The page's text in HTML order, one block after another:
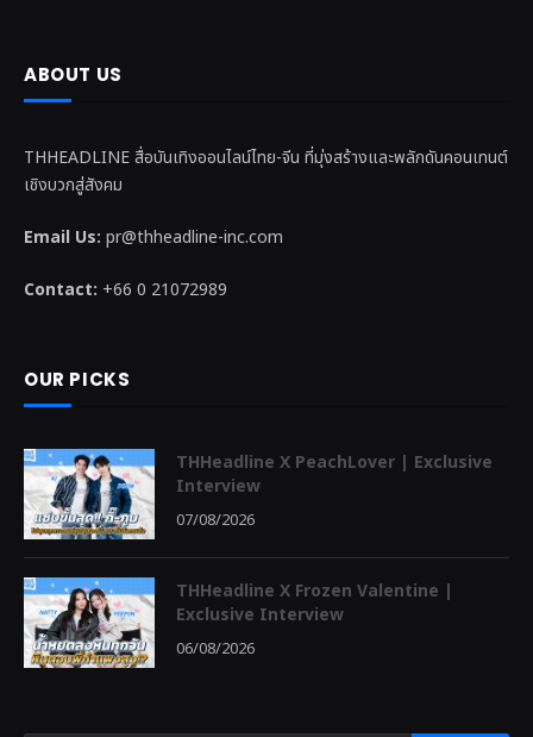
ABOUT US
THHEADLINE สื่อบันเทิงออนไลน์ไทย-จีน ที่มุ่งสร้างและพลักดันคอนเทนต์
เชิงบวกสู่สังคม
Email Us: pr@thheadline-inc.com
Contact: +66 0 21072989
OUR PICKS
THHeadline X PeachLover | Exclusive
Interview
07/08/2026
THHeadline X Frozen Valentine |
Exclusive Interview
06/08/2026